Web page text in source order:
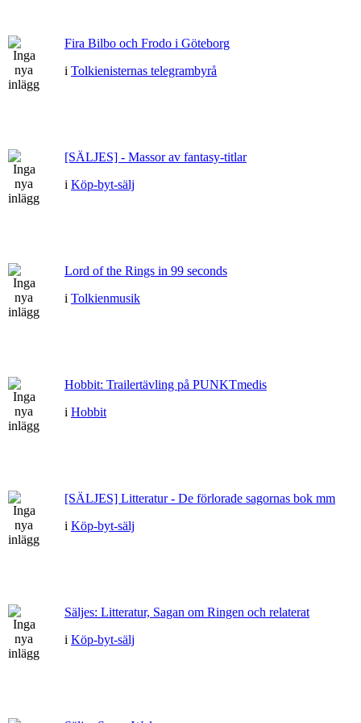
Fira Bilbo och Frodo i Göteborg
i Tolkienisternas telegrambyrå
[SÄLJES] - Massor av fantasy-titlar
i Köp-byt-sälj
Lord of the Rings in 99 seconds
i Tolkienmusik
Hobbit: Trailertävling på PUNKTmedis
i Hobbit
[SÄLJES] Litteratur - De förlorade sagornas bok mm
i Köp-byt-sälj
Säljes: Litteratur, Sagan om Ringen och relaterat
i Köp-byt-sälj